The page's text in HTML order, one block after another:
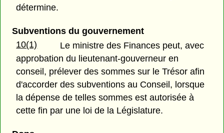
détermine.
Subventions du gouvernement
10(1)
Le ministre des Finances peut, avec
approbation du lieutenant-gouverneur en
conseil, prélever des sommes sur le Trésor afin
d'accorder des subventions au Conseil, lorsque
la dépense de telles sommes est autorisée à
cette fin par une loi de la Législature.